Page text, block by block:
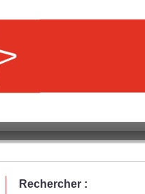
Rechercher :